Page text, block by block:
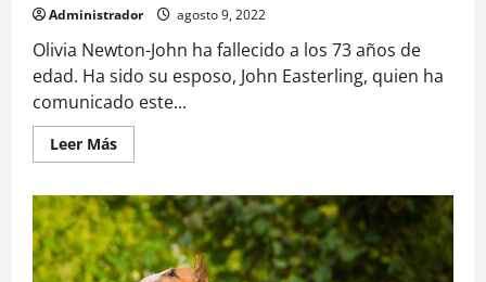
Administrador agosto 9, 2022
Olivia Newton-John ha fallecido a los 73 años de
edad. Ha sido su esposo, John Easterling, quien ha
comunicado este...
Leer MásLeer
más
Olivia
Newton-
John
MUERE
a